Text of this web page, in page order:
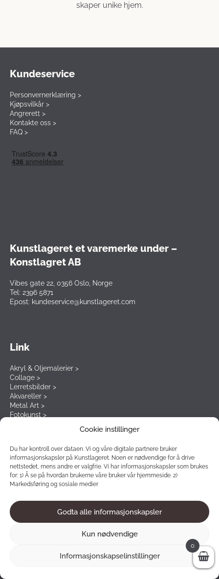
Cookie instillinger
Du har kontroll over dataen. Vi og våre digitale partnere bruker
informasjonskapsler på Kunstlageret. Noen er nødvendige for å drive
nettstedet, mens andre er valgfrie. Vi har informasjonskapsler som brukes
for: 1) Å se på hvordan brukerne våre bruker vår hjemmeside. 2)
Markedsføring og sosiale medier
Godta alle informasjonskapsler
Kun nødvendige
Informasjonskapselinstillinger
skaper unike hjem.
Kundeservice
Personvernerklæring >
Kjøpsvilkår >
Angrerett >
Kontakte oss >
FAQ >
Kunstlageret et varemerke under –
Konstlagret AB
Vibes gate 22, 0356 Oslo, Norge
Tel: 2396 5871
Epost: kundeservice@kunstlageret.com
Link
Akryl & Oljemalerier >
Collage >
Lerretsbilder >
Akvareller >
Metal Art >
Fotokunst >
Vårt nyhetsbrev
Meld deg på nyhetsbrevet for å få unike rabatter og tilbud.
0